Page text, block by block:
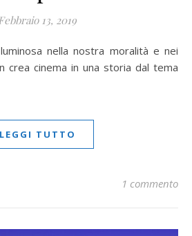
Febbraio 13, 2019
crea cinema in una storia dal tema
LEGGI TUTTO
1 commento